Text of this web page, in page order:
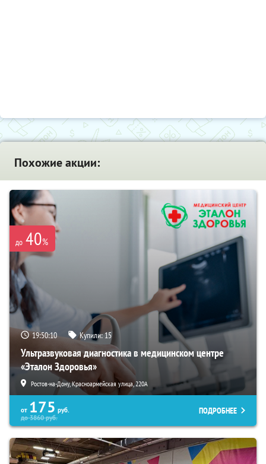
Похожие акции:
до 40%
19:50:09 Купили:15
Ультразвуковая диагностика в медицинском центре
«Эталон Здоровья»
Ростов-на-Дону, Красноармейская улица, 220А
от 175 руб.
до3860руб.
ПОДРОБНЕЕ